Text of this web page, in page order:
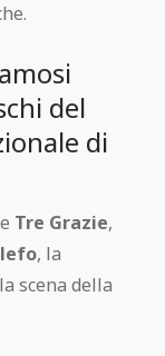
del
di
Tre Grazie,
, la
scena della